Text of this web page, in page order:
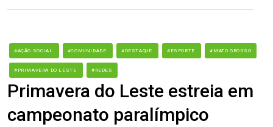
#AÇÃO SOCIAL #COMUNIDADE #DESTAQUE #ESPORTE #MATO GROSSO
#PRIMAVERA DO LESTE #REDES
Primavera do Leste estreia em
campeonato paralímpico